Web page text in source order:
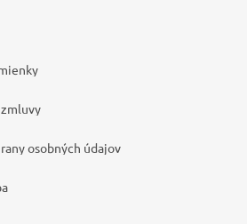
osobných údajov